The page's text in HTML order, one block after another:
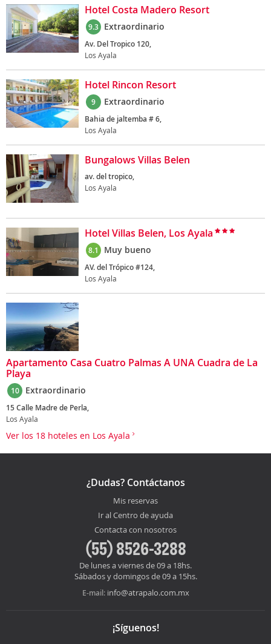
Hotel Costa Madero Resort
9.3 Extraordinario
Av. Del Tropico 120,
Los Ayala
Hotel Rincon Resort
9 Extraordinario
Bahia de jaltemba # 6,
Los Ayala
Bungalows Villas Belen
av. del tropico,
Los Ayala
Hotel Villas Belen, Los Ayala
8.1 Muy bueno
AV. del Trópico #124,
Los Ayala
Apartamento Casa Cuatro Palmas A UNA Cuadra de La
Playa
10 Extraordinario
15 Calle Madre de Perla,
Los Ayala
Ver los 18 hoteles en Los Ayala
¿Dudas? Contáctanos
Mis reservas
Ir al Centro de ayuda
Contacta con nosotros
(55) 8526-3288
De lunes a viernes de 09 a 18hs.
Sábados y domingos de 09 a 15hs.
E-mail: info@atrapalo.com.mx
¡Síguenos!